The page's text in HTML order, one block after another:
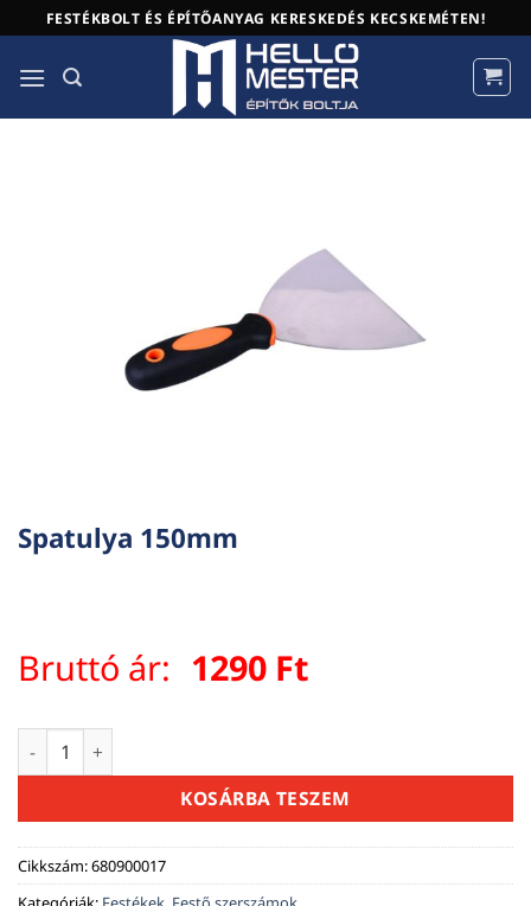
to
content
FESTÉKBOLT ÉS ÉPÍTŐANYAG KERESKEDÉS KECSKEMÉTEN!
Spatulya 150mm
Bruttó ár: 1290 Ft
Spatulya 150mm mennyiség
KOSÁRBA TESZEM
Cikkszám:680900017